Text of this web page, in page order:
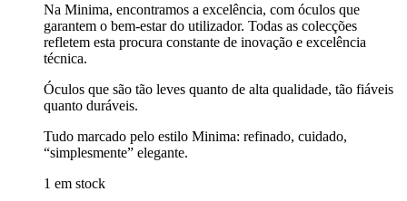
Na Minima, encontramos a excelência, com óculos que
garantem o bem-estar do utilizador. Todas as colecções
refletem esta procura constante de inovação e excelência
técnica.
Óculos que são tão leves quanto de alta qualidade, tão fiáveis
quanto duráveis.
Tudo marcado pelo estilo Minima: refinado, cuidado,
“simplesmente” elegante.
1 em stock